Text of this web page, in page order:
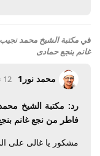
في مكتبة الشيخ محمد
غانم بنجع حمادى
محمد نور1 12 نوفمبر 2011
رد: مكتبة الشيخ
فاطر من نجع غانم
مشكور يا غالى على